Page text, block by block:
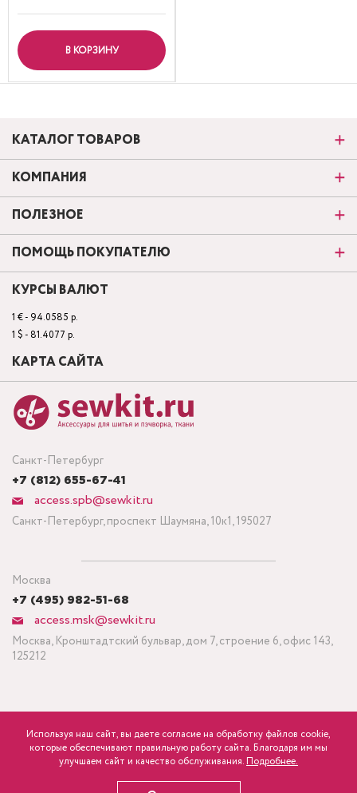
р. розница Минимальный заказ ткани от 3 метров
В КОРЗИНУ
Санкт-Петербург
+7 (812) 655-67-41
access.spb@sewkit.ru
Санкт-Петербург, проспект Шаумяна, 10к1, 195027
Москва
+7 (495) 982-51-68
access.msk@sewkit.ru
Москва, Кронштадтский бульвар, дом 7, строение 6, офис 143,
125212
КАТАЛОГ ТОВАРОВ
КОМПАНИЯ
ПОЛЕЗНОЕ
ПОМОЩЬ ПОКУПАТЕЛЮ
КУРСЫ ВАЛЮТ
1 € - 94.0585 р.
1 $ - 81.4077 р.
КАРТА САЙТА
Политика конфиденциальности
ПОДПИСАТЬСЯ НА НОВОСТИ
Используя наш сайт, вы даете согласие на обработку файлов cookie,
которые обеспечивают правильную работу сайта. Благодаря им мы
улучшаем сайт и качество обслуживания. Подробнее.